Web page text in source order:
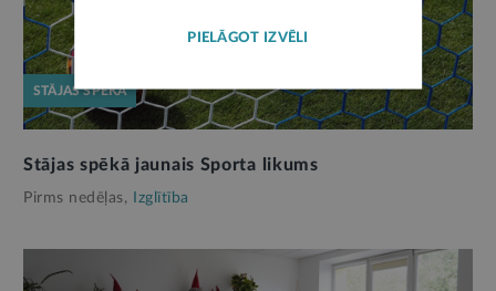
STĀJAS SPĒKĀ
Stājas spēkā jaunais Sporta likums
Pirms nedēļas, Izglītība
PIELĀGOT IZVĒLI